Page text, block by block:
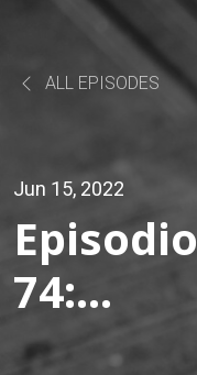
ALL EPISODES
Jun 15, 2022
Episodio
74:
Quando